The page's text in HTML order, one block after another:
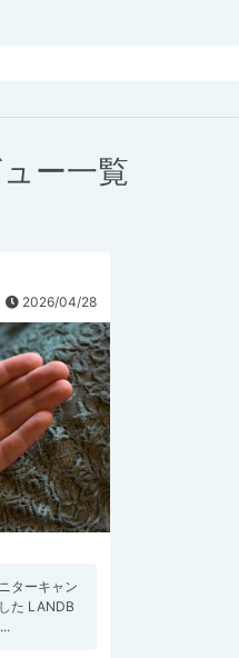
ー一覧
2026/04/28
ターキャン
た LANDB